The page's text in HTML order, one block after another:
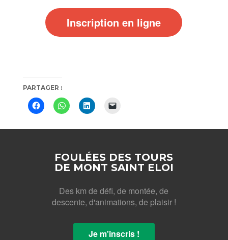
Inscription en ligne
PARTAGER :
Cliquez
pour
Facebook(ouvre
fenêtre)
Cliquez
pour
WhatsApp(ouvre
nouvelle
fenêtre)
Cliquez
pour
LinkedIn(ouvre
fenêtre)
lien
à
un
ami(ouvre
nouvelle
fenêtre)
FOULÉES DES TOURS
DE MONT SAINT ELOI
Des km de défi, de montée, de
descente, d'animations, de plaisir !
Je m'inscris !